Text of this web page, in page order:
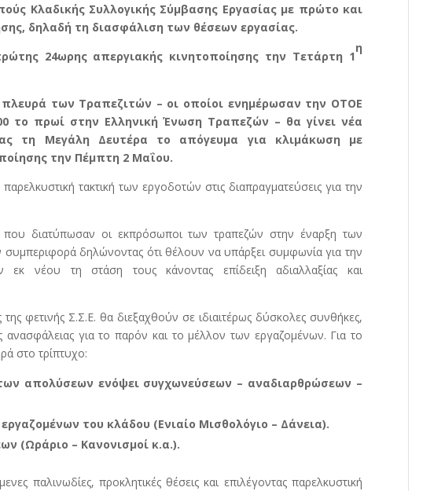
Κλαδικής Συλλογικής Σύμβασης Εργασίας με πρώτο και
δηλαδή τη διασφάλιση των θέσεων εργασίας.
24ωρης απεργιακής κινητοποίησης την Τετάρτη 1
η
των Τραπεζιτών – οι οποίοι ενημέρωσαν την ΟΤΟΕ
το πρωί στην Ελληνική Ένωση Τραπεζών – θα γίνει νέα
τη Μεγάλη Δευτέρα το απόγευμα για κλιμάκωση με
την Πέμπτη 2 Μαΐου.
τακτική των εργοδοτών στις διαπραγματεύσεις για την
που διατύπωσαν οι εκπρόσωποι των τραπεζών στην έναρξη των
δηλώνοντας ότι θέλουν να υπάρξει συμφωνία για την
εκ νέου τη στάση τους κάνοντας επίδειξη αδιαλλαξίας και
φετινής Σ.Σ.Ε. θα διεξαχθούν σε ιδιαιτέρως δύσκολες συνθήκες,
ανασφάλειας για το παρόν και το μέλλον των εργαζομένων. Για το
στο τρίπτυχο:
απολύσεων ενόψει συγχωνεύσεων – αναδιαρθρώσεων –
του κλάδου (Ενιαίο Μισθολόγιο – Δάνεια).
(Ωράριο – Κανονισμοί κ.α.).
παλινωδίες, προκλητικές θέσεις και επιλέγοντας παρελκυστική